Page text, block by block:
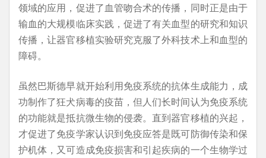
领域的应用，促进了血管吻合术的传播，同时正是由于
输血的大规模临床实践，促进了有关血型的研究和知识
传播，让器官移植实验研究克服了外科技术上和血型的
障碍。
虽然巴斯德早就开始利用免疫系统的抗体生成能力，成
功制作了狂犬病毒的疫苗，但人们长时间认为免疫系统
的功能就是抵抗微生物的侵袭。直到器官移植的兴起，
才促进了免疫学家认识到免疫应答是既可防御传染和保
护机体，又可造成免疫损害和引起疾病的一个生物学过